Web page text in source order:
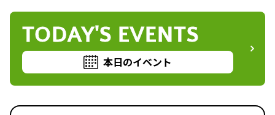
TODAY'S EVENTS
本日のイベント